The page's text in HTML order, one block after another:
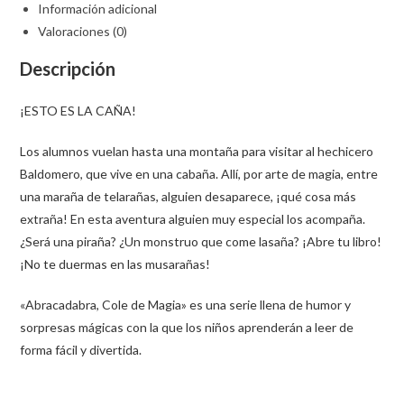
Información adicional
Valoraciones (0)
Descripción
¡ESTO ES LA CAÑA!
Los alumnos vuelan hasta una montaña para visitar al hechicero
Baldomero, que vive en una cabaña. Allí, por arte de magia, entre
una maraña de telarañas, alguien desaparece, ¡qué cosa más
extraña! En esta aventura alguien muy especial los acompaña.
¿Será una piraña? ¿Un monstruo que come lasaña? ¡Abre tu libro!
¡No te duermas en las musarañas!
«Abracadabra, Cole de Magia» es una serie llena de humor y
sorpresas mágicas con la que los niños aprenderán a leer de
forma fácil y divertida.